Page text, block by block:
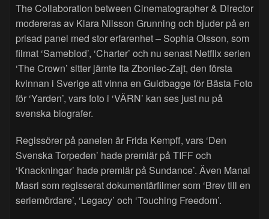
The Collaboration between Cinematographer & Director
modereras av Klara Nilsson Grunning och bjuder på en
prisad panel med stor erfarenhet – Sophia Olsson, som
filmat ‘Sameblod’, ‘Charter’ och nu senast Netflix serien
‘The Crown’ sitter jämte Ita Zboniec-Zajt, den första
kvinnan i Sverige att vinna en Guldbagge för Bästa Foto
för ‘Yarden’, vars foto i ‘VÄRN’ kan ses just nu på
svenska biografer.
Regissörer på panelen är Frida Kempff, vars ‘Den
Svenska Torpeden’ hade premiär på TIFF och
‘Knackningar’ hade premiär på Sundance’. Även Manal
Masri som regisserat dokumentärfilmer som ‘Brev till en
seriemördare’, ‘Legacy’ och ‘Touching Freedom’.